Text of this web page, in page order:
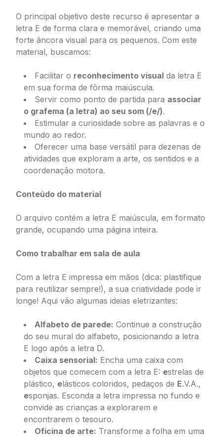
O principal objetivo deste recurso é apresentar a
letra E de forma clara e memorável, criando uma
forte âncora visual para os pequenos. Com este
material, buscamos:
Facilitar o reconhecimento visual da letra E
em sua forma de fôrma maiúscula.
Servir como ponto de partida para associar
o grafema (a letra) ao seu som (/e/).
Estimular a curiosidade sobre as palavras e o
mundo ao redor.
Oferecer uma base versátil para dezenas de
atividades que exploram a arte, os sentidos e a
coordenação motora.
Conteúdo do material
O arquivo contém a letra E maiúscula, em formato
grande, ocupando uma página inteira.
Como trabalhar em sala de aula
Com a letra E impressa em mãos (dica: plastifique
para reutilizar sempre!), a sua criatividade pode ir
longe! Aqui vão algumas ideias eletrizantes:
Alfabeto de parede: Continue a construção
do seu mural do alfabeto, posicionando a letra
E logo após a letra D.
Caixa sensorial: Encha uma caixa com
objetos que comecem com a letra E: estrelas de
plástico, elásticos coloridos, pedaços de E.V.A.,
esponjas. Esconda a letra impressa no fundo e
convide as crianças a explorarem e
encontrarem o tesouro.
Oficina de arte: Transforme a folha em uma